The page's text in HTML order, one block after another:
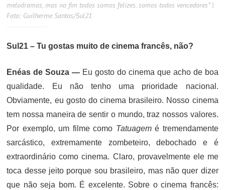
melodramas, mas no fim todos somos felizes, somos todos vencedores” |
Foto: Guilherme Santos/Sul21
Sul21 – Tu gostas muito de cinema francês, não?
Enéas de Souza — Eu gosto do cinema que acho de boa
qualidade. Eu não tenho uma prioridade nacional.
Obviamente, eu gosto do cinema brasileiro. Nosso cinema
tem nossa maneira de sentir o mundo, traz nossos valores.
Por exemplo, um filme como Tatuagemé tremendamente
sarcástico, extremamente zombeteiro, debochado e é
extraordinário como cinema. Claro, provavelmente ele me
toca desse jeito porque sou brasileiro, mas não quer dizer
que não seja bom. É excelente. Sobre o cinema francês: